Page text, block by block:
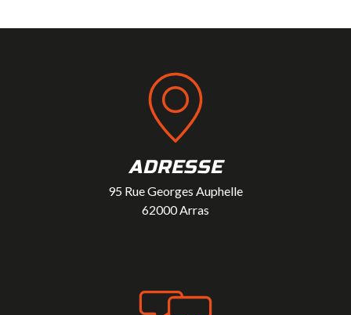
ADRESSE
95 Rue Georges Auphelle
62000 Arras